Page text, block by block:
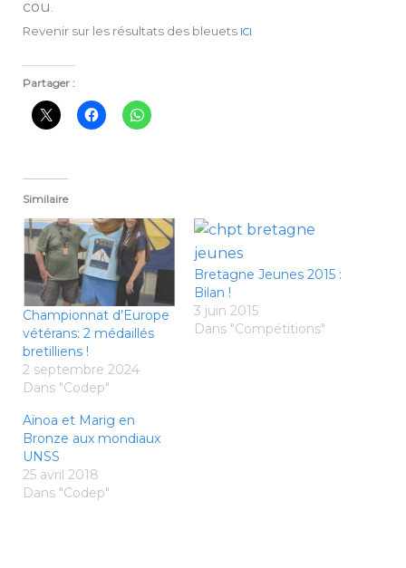
cou
Revenir sur les résultats des bleuets ICI
Partager :
Similaire
Championnat d’Europe
vétérans: 2 médaillés
bretilliens !
2 septembre 2024
Dans "Codep"
Bretagne Jeunes 2015 :
Bilan !
3 juin 2015
Dans "Compétitions"
Aïnoa et Marig en
Bronze aux mondiaux
UNSS
25 avril 2018
Dans "Codep"